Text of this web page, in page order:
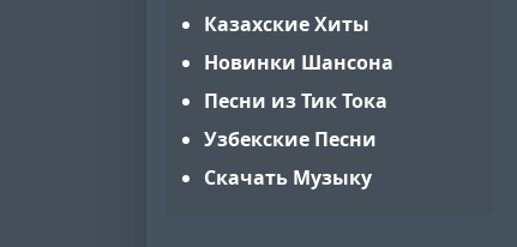
Казахские Хиты
Новинки Шансона
Песни из Тик Тока
Узбекские Песни
Скачать Музыку